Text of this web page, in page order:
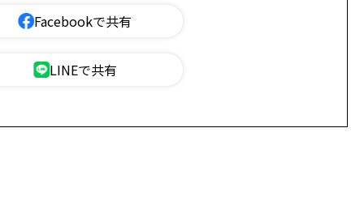
Facebookで共有
LINEで共有